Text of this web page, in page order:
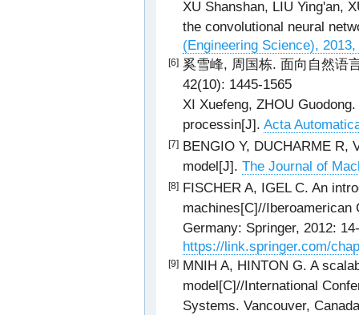
XU Shanshan, LIU Ying'an,
the convolutional neural
(Engineering Science),
[6] 奚雪峰, 周国栋. 面向自然语
42(10): 1445-1565
XI Xuefeng, ZHOU
processin[J]. Acta
[7] BENGIO Y, DUCHARME R,
model[J]. The Journal of
[8] FISCHER A, IGEL C. An
machines[C]//Iberoamerican
Germany: Springer, 2012:
https://link.springer.com/
[9] MNIH A, HINTON G. A
model[C]//International
Systems. Vancouver,